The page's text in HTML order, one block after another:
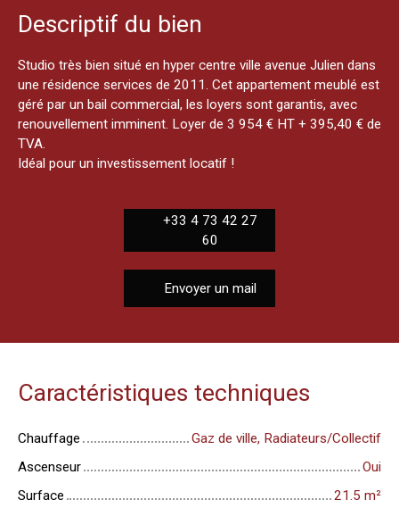
Descriptif du bien
Studio très bien situé en hyper centre ville avenue Julien dans
une résidence services de 2011. Cet appartement meublé est
géré par un bail commercial, les loyers sont garantis, avec
renouvellement imminent. Loyer de 3 954 € HT + 395,40 € de
TVA.
Idéal pour un investissement locatif !
+33 4 73 42 27
60
Envoyer un mail
Caractéristiques techniques
Chauffage
Gaz de ville, Radiateurs/Collectif
Ascenseur
Oui
Surface
21.5 m²